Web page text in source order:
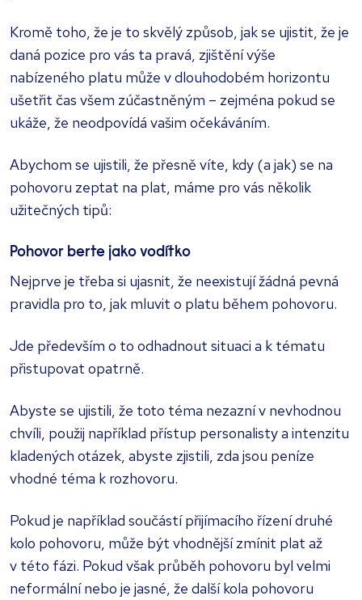
Kromě toho, že je to skvělý způsob, jak se ujistit, že je
daná pozice pro vás ta pravá, zjištění výše
nabízeného platu může v dlouhodobém horizontu
ušetřit čas všem zúčastněným – zejména pokud se
ukáže, že neodpovídá vašim očekáváním.
Abychom se ujistili, že přesně víte, kdy (a jak) se na
pohovoru zeptat na plat, máme pro vás několik
užitečných tipů:
Pohovor berte jako vodítko
Nejprve je třeba si ujasnit, že neexistují žádná pevná
pravidla pro to, jak mluvit o platu během pohovoru.
Jde především o to odhadnout situaci a k tématu
přistupovat opatrně.
Abyste se ujistili, že toto téma nezazní v nevhodnou
chvíli, použij například přístup personalisty a intenzitu
kladených otázek, abyste zjistili, zda jsou peníze
vhodné téma k rozhovoru.
Pokud je například součástí přijímacího řízení druhé
kolo pohovoru, může být vhodnější zmínit plat až
v této fázi. Pokud však průběh pohovoru byl velmi
neformální nebo je jasné, že další kola pohovoru